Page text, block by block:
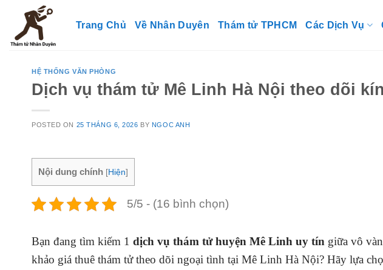
content
Trang Chủ Về Nhân Duyên Thám tử TPHCM Các Dịch Vụ
HỆ THỐNG VĂN PHÒNG
Dịch vụ thám tử Mê Linh Hà Nội theo dõi
POSTED ON 25 THÁNG 6, 2026 BY NGOC ANH
Nội dung chính [Hiện]
5/5 - (16 bình chọn)
Bạn đang tìm kiếm 1 dịch vụ thám tử huyện Mê Linh uy tín giữa vô
khảo giá thuê thám tử theo dõi ngoại tình tại Mê Linh Hà Nội? Hãy lựa